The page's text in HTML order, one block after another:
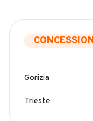
Gorizia
Trieste